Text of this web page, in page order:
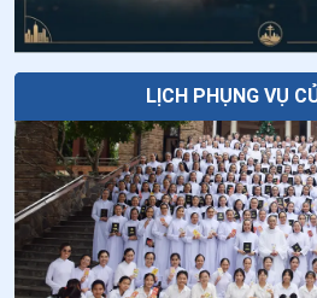
LỊCH PHỤNG VỤ
Thứ Năm tuần
Hiển Dung